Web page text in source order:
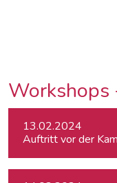
Workshops
13.02.2024
Auftritt vor der